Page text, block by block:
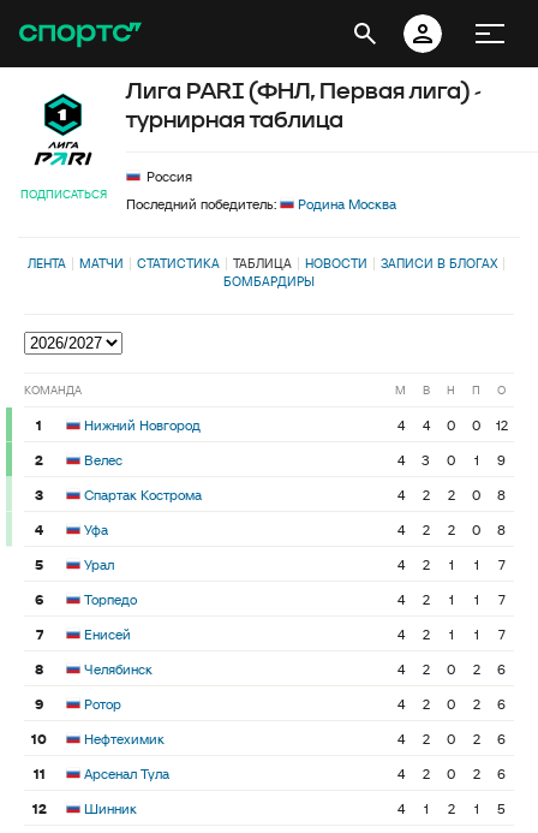
ПОДПИСАТЬСЯ
Лига PARI (ФНЛ, Первая лига) -
турнирная таблица
Россия
Последний победитель:
Родина Москва
ЛЕНТА МАТЧИ СТАТИСТИКА ТАБЛИЦА НОВОСТИ
ЗАПИСИ В БЛОГАХ
БОМБАРДИРЫ
КОМАНДА М В Н П О
1 Нижний Новгород 4 4 0 0
12
2
Велес 4 3 0 1
9
3
Спартак Кострома 4 2 2 0
8
4
Уфа 4 2 2 0
8
5
Урал 4 2 1 1
7
6
Торпедо 4 2 1 1
7
7
Енисей 4 2 1 1
7
8
Челябинск 4 2 0 2
6
9
Ротор 4 2 0 2
6
10
Нефтехимик 4 2 0 2
6
11
Арсенал Тула 4 2 0 2
6
12
Шинник 4 1 2 1
5